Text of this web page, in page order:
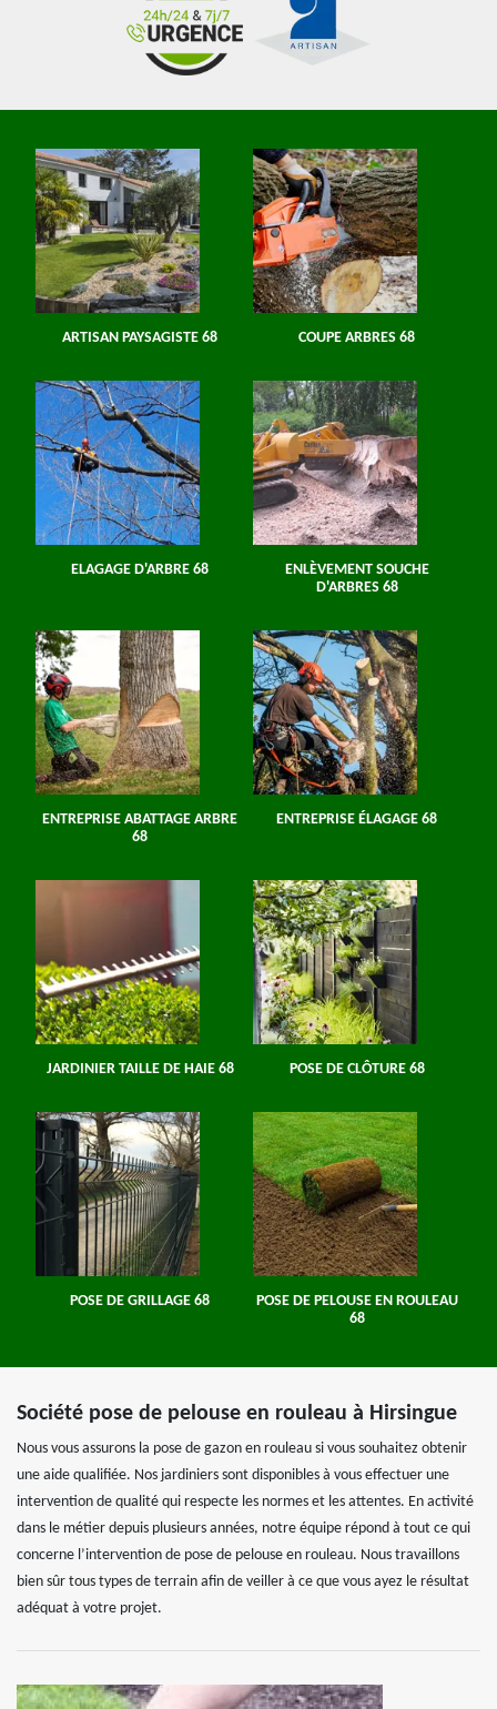
ARTISAN PAYSAGISTE 68 COUPE ARBRES 68
ELAGAGE D'ARBRE 68
ENLÈVEMENT SOUCHE
D'ARBRES 68
ENTREPRISE ABATTAGE ARBRE
68
ENTREPRISE ÉLAGAGE 68
JARDINIER TAILLE DE HAIE 68 POSE DE CLÔTURE 68
POSE DE GRILLAGE 68
POSE DE PELOUSE EN ROULEAU
68
Société pose de pelouse en rouleau à Hirsingue
Nous vous assurons la pose de gazon en rouleau si vous souhaitez obtenir
une aide qualifiée. Nos jardiniers sont disponibles à vous effectuer une
intervention de qualité qui respecte les normes et les attentes. En activité
dans le métier depuis plusieurs années, notre équipe répond à tout ce qui
concerne l’intervention de pose de pelouse en rouleau. Nous travaillons
bien sûr tous types de terrain afin de veiller à ce que vous ayez le résultat
adéquat à votre projet.